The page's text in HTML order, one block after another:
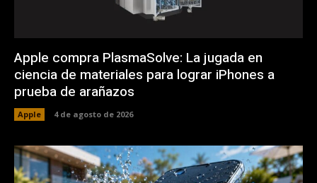
Apple compra PlasmaSolve: La jugada en
ciencia de materiales para lograr iPhones a
prueba de arañazos
Apple 4 de agosto de 2026